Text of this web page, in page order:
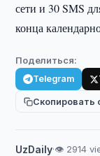
сети и 30 SMS
конца
Поделиться:
Telegram
Скопировать
UzDaily·👁 2914